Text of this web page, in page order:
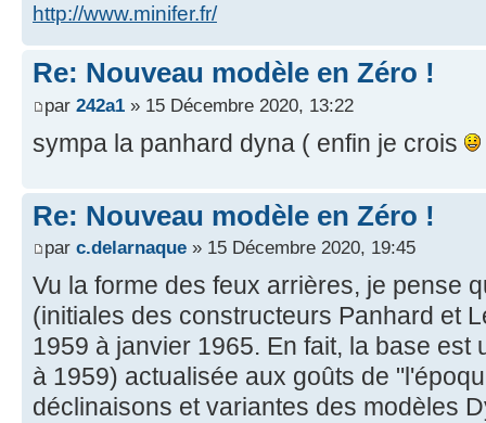
http://www.minifer.fr/
Re: Nouveau modèle en Zéro !
par 242a1 » 15 Décembre 2020, 13:22
sympa la panhard dyna ( enfin je crois
Re: Nouveau modèle en Zéro !
par c.delarnaque » 15 Décembre 2020, 19:45
Vu la forme des feux arrières, je pense
(initiales des constructeurs Panhard et
1959 à janvier 1965. En fait, la base est
à 1959) actualisée aux goûts de
déclinaisons et variantes des modèles